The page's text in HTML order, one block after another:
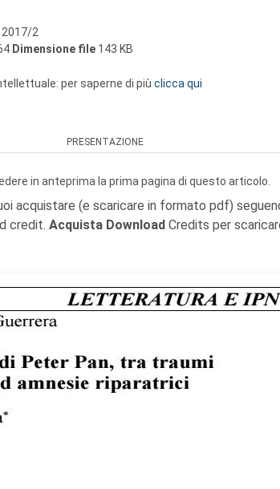
2017/2
Dimensione file 143 KB
per saperne di più clicca qui
PRESENTAZIONE
in anteprima la prima pagina di questo articolo.
acquistare (e scaricare in formato pdf)
credit. Acquista Download Credits per